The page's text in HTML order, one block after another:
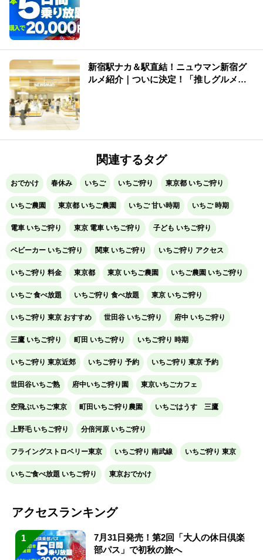
新宿駅ナカ＆駅直結！ニュウマン新宿グ
ルメ紹介｜ついに決定！「推しグルメ総
関連するタグ
おでかけ 春休み いちご いちご狩り 東京都 いちご狩り
いちご農園 東京都 いちご農園 いちご 甘い時期 いちご 時期
電車 いちご狩り 東京 電車 いちご狩り 子ども いちご狩り
ベビーカー いちご狩り 関東 いちご狩り いちご狩り アクセス
いちご狩り 料金 東京都 東京 いちご農園 いちご農園 いちご狩り
いちご 食べ放題 いちご狩り 食べ放題 東京 いちご狩り
いちご狩り 東京 おすすめ 世田谷 いちご狩り 府中 いちご狩り
三鷹 いちご狩り 町田 いちご狩り いちご狩り 時期
いちご狩り 東京近郊 いちご狩り 予約 いちご狩り 東京 予約
世田谷いちご熟 府中いちご狩り園 東京いちごカフェ
空飛ぶいちご東京 町田いちご狩り農園 いちごはうす 三鷹
上野毛 いちご狩り 分倍河原 いちご狩り
フライングストロベリー東京 いちご狩り 南武線 いちご狩り 東京
いちご食べ放題 いちご狩り 東京おでかけ
アクセスランキング
1
7月31日発売！第2回「大人の休日倶楽
部パス」で初秋の旅へ